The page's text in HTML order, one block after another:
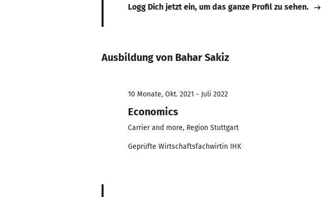
Logg Dich jetzt ein, um das ganze Profil zu sehen.
Ausbildung von Bahar Sakiz
10 Monate, Okt. 2021 - Juli 2022
Economics
Carrier and more, Region Stuttgart
Geprüfte Wirtschaftsfachwirtin IHK